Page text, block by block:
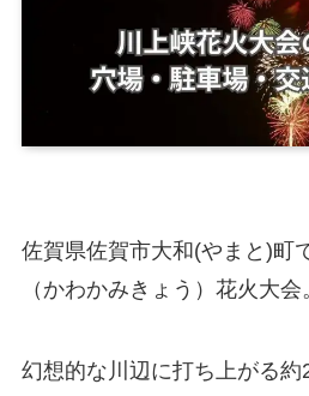
佐賀県佐賀市大和(やまと)町
（かわかみきょう）花火大会
幻想的な川辺に打ち上がる